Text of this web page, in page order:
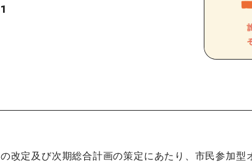
改定及び次期総合計画の策定にあたり、市民参加